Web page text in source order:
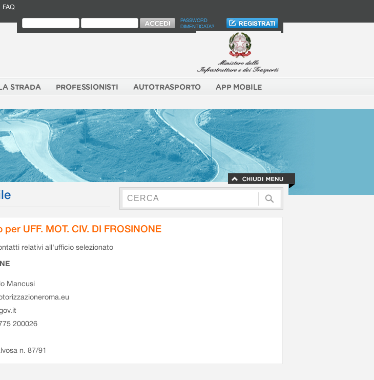
FAQ
PASSWORD
DIMENTICATA?
STRADA PROFESSIONISTI AUTOTRASPORTO APP MOBILE
UFF. MOT. CIV. DI FROSINONE
relativi all'ufficio selezionato
Mancusi
200026
n. 87/91